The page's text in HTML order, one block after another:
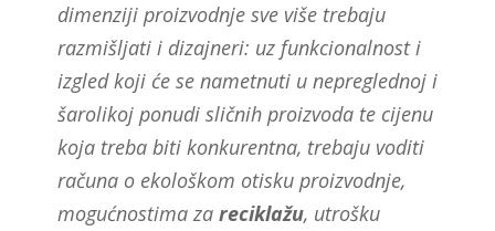
dimenziji proizvodnje sve više trebaju
razmišljati i dizajneri: uz funkcionalnost i
izgled koji će se nametnuti u nepreglednoj i
šarolikoj ponudi sličnih proizvoda te cijenu
koja treba biti konkurentna, trebaju voditi
računa o ekološkom otisku proizvodnje,
mogućnostima za reciklažu, utrošku